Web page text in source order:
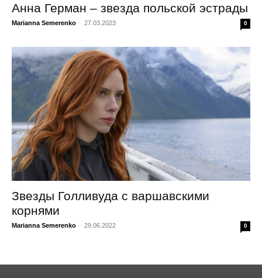
Анна Герман – звезда польской эстрады
Marianna Semerenko - 27.03.2023 0
Звезды Голливуда с варшавскими
корнями
Marianna Semerenko - 29.06.2022 0